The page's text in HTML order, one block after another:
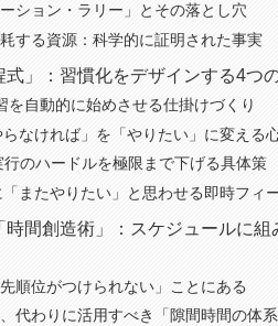
ション・ラリー」とその落とし穴
する資源：科学的に証明された事実
」：習慣化をデザインする4つ
自動的に始めさせる仕掛けづくり
なければ」を「やりたい」に変える
のハードルを極限まで下げる具体策
またやりたい」と思わせる即時フィ
間創造術」：スケジュールに
順位がつけられない」ことにある
代わりに活用すべき「隙間時間の体系